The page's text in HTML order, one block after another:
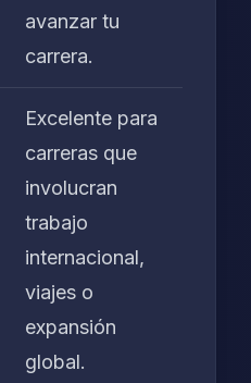
avanzar tu
carrera.
Excelente para
carreras que
involucran
trabajo
internacional,
viajes o
expansión
global.